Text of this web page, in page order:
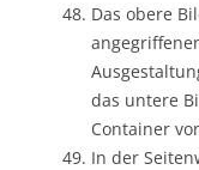
Das obere
das untere
Container
In der